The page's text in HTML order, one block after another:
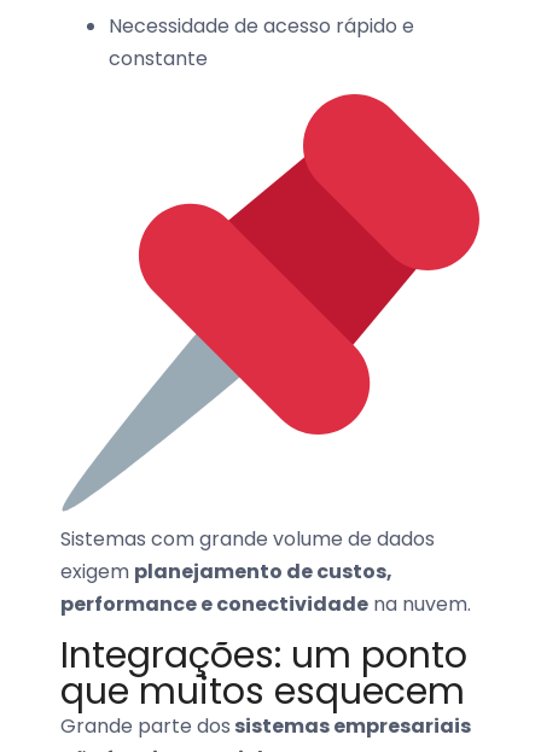
Necessidade de acesso rápido e
constante
Sistemas com grande volume de dados
exigem planejamento de custos,
performance e conectividade na nuvem.
Integrações: um ponto
que muitos esquecem
Grande parte dos sistemas empresariais